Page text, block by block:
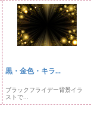
黒・金色・キラ...
ブラックフライデー背景イラ
ストで...